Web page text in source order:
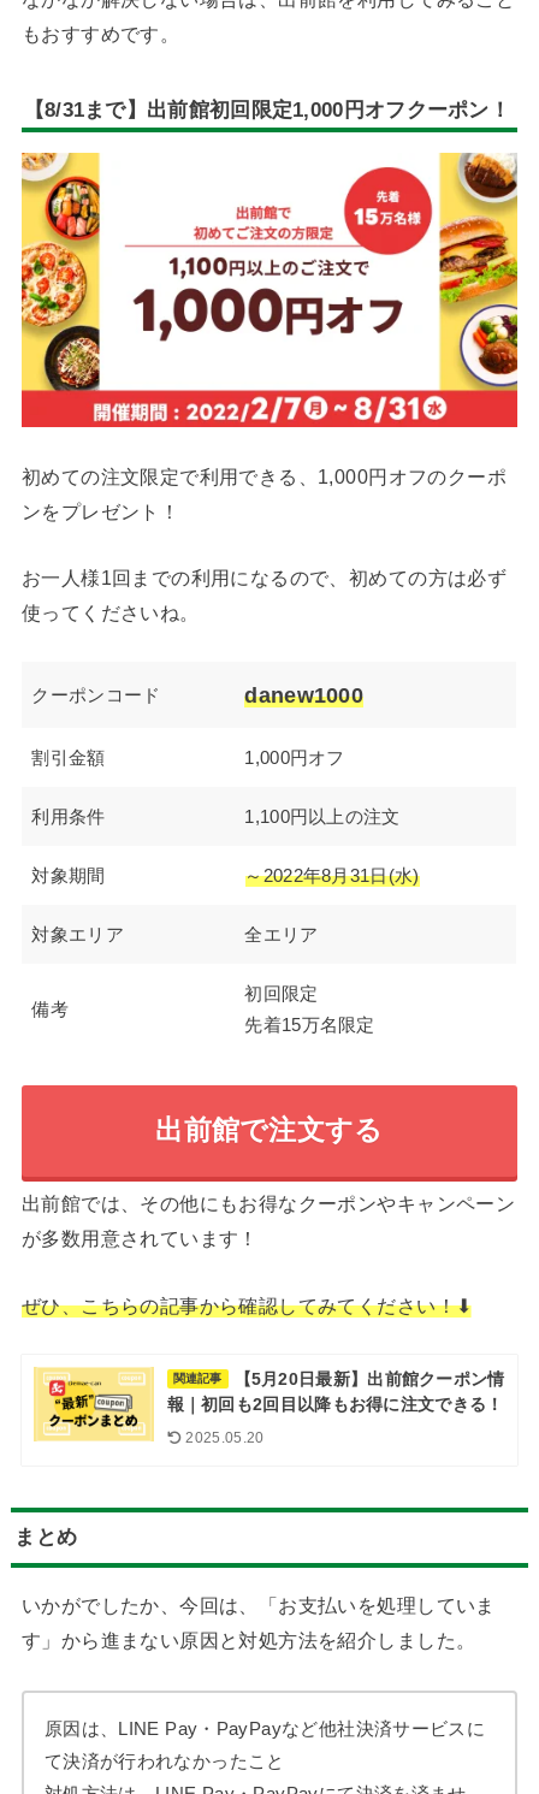
もおすすめです。
【8/31まで】出前館初回限定1,000円オフクーポン！
初めての注文限定で利用できる、1,000円オフのクーポ
ンをプレゼント！
お一人様1回までの利用になるので、初めての方は必ず
使ってくださいね。
クーポンコード danew1000
割引金額 1,000円オフ
利用条件 1,100円以上の注文
対象期間 ～2022年8月31日(水)
対象エリア 全エリア
備考
初回限定
先着15万名限定
出前館で注文する
出前館では、その他にもお得なクーポンやキャンペーン
が多数用意されています！
ぜひ、こちらの記事から確認してみてください！⬇︎
関連記事
【5月20日最新】出前館クーポン情
報｜初回も2回目以降もお得に注文できる！
2025.05.20
まとめ
いかがでしたか、今回は、「お支払いを処理していま
す」から進まない原因と対処方法を紹介しました。
原因は、LINE Pay・PayPayなど他社決済サービスに
て決済が行われなかったこと